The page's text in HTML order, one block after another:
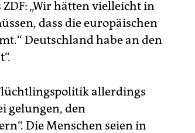
„Wir hätten vielleicht in
dass die europäischen
Deutschland habe an den
allerdings
gelungen, den
Die Menschen seien in